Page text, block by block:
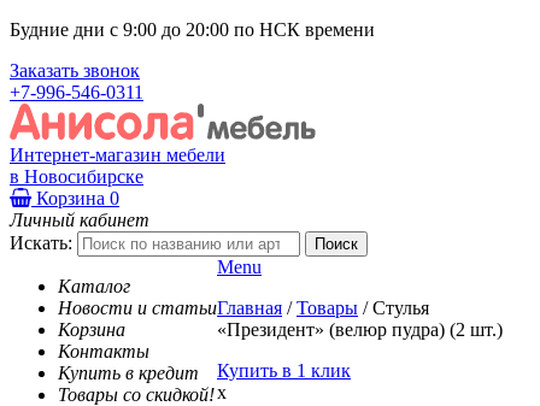
Будние дни с 9:00 до 20:00 по НСК времени
Заказать звонок
+7-996-546-0311
Интернет-магазин мебели
в Новосибирске
Корзина 0
Личный кабинет
Искать:
Каталог
Новости и статьи
Корзина
Контакты
Купить в кредит
Товары со скидкой!
Menu
Главная / Товары / Стулья
«Президент» (велюр пудра) (2 шт.)
Купить в 1 клик
x